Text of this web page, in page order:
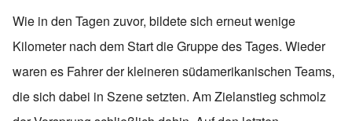
Wie in den Tagen zuvor, bildete sich erneut wenige
Kilometer nach dem Start die Gruppe des Tages. Wieder
waren es Fahrer der kleineren südamerikanischen Teams,
die sich dabei in Szene setzten. Am Zielanstieg schmolz